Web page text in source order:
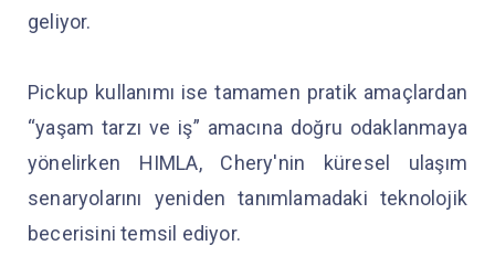
geliyor.
Pickup kullanımı ise tamamen pratik amaçlardan
“yaşam tarzı ve iş” amacına doğru odaklanmaya
yönelirken HIMLA, Chery'nin küresel ulaşım
senaryolarını yeniden tanımlamadaki teknolojik
becerisini temsil ediyor.